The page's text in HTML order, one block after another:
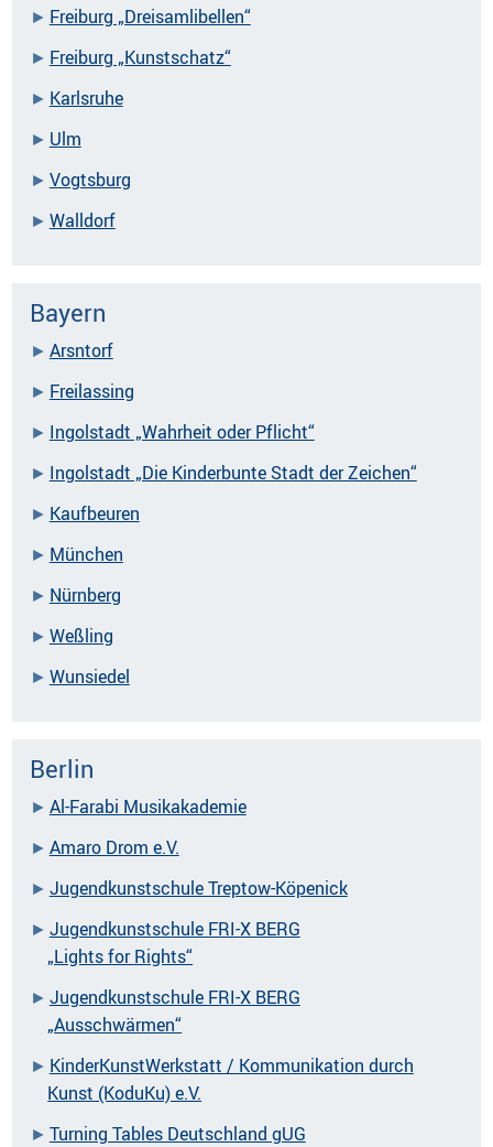
Freiburg „Dreisamlibellen“
Freiburg „Kunstschatz“
Karlsruhe
Ulm
Vogtsburg
Walldorf
Bayern
Arsntorf
Freilassing
Ingolstadt „Wahrheit oder Pflicht“
Ingolstadt „Die Kinderbunte Stadt der Zeichen“
Kaufbeuren
München
Nürnberg
Weßling
Wunsiedel
Berlin
Al-Farabi Musikakademie
Amaro Drom e.V.
Jugendkunstschule Treptow-Köpenick
Jugendkunstschule FRI-X BERG
„Lights for Rights“
Jugendkunstschule FRI-X BERG
„Ausschwärmen“
KinderKunstWerkstatt / Kommunikation durch
Kunst (KoduKu) e.V.
Turning Tables Deutschland gUG